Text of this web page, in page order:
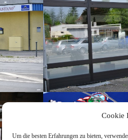
Cookie
Um die besten Erfahrungen zu bieten,